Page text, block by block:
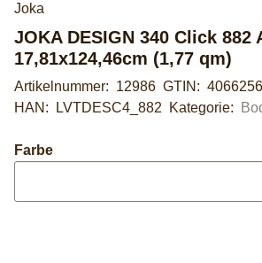
Joka
JOKA DESIGN 340 Click 882
17,81x124,46cm (1,77 qm)
Artikelnummer: 12986 GTIN:
HAN:
LVTDESC4_882 Kategorie:
Farbe